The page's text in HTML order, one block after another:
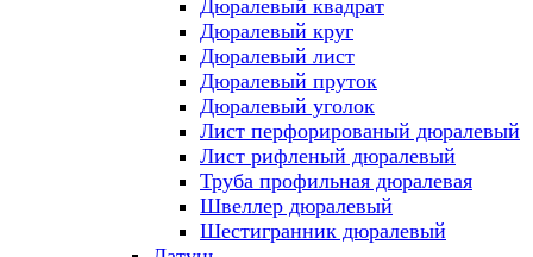
Дюралевый квадрат
Дюралевый круг
Дюралевый лист
Дюралевый пруток
Дюралевый уголок
Лист перфорированый дюралевый
Лист рифленый дюралевый
Труба профильная дюралевая
Швеллер дюралевый
Шестигранник дюралевый